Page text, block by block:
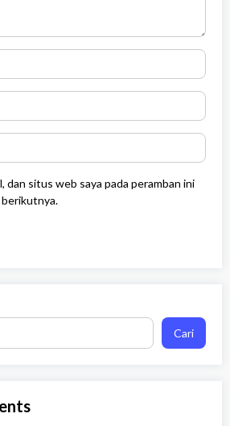
dan situs web saya pada peramban ini
Cari